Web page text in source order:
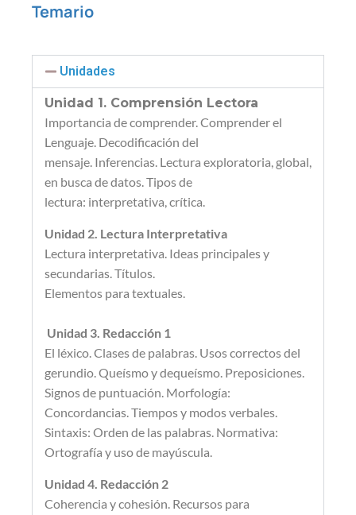
Temario
Unidades
Unidad 1. Comprensión Lectora
Importancia de comprender. Comprender el
Lenguaje. Decodificación del
mensaje. Inferencias. Lectura exploratoria, global,
en busca de datos. Tipos de
lectura: interpretativa, crítica.
Unidad 2. Lectura Interpretativa
Lectura interpretativa. Ideas principales y
secundarias. Títulos.
Elementos para textuales.
Unidad 3. Redacción 1
El léxico. Clases de palabras. Usos correctos del
gerundio. Queísmo y dequeísmo. Preposiciones.
Signos de puntuación. Morfología:
Concordancias. Tiempos y modosverbales.
Sintaxis: Orden de las palabras. Normativa:
Ortografía y uso de mayúscula.
Unidad 4. Redacción 2
Coherencia y cohesión. Recursos para